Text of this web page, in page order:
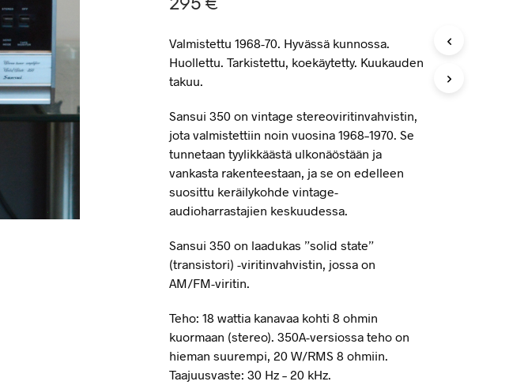
295 €
Valmistettu 1968-70. Hyvässä kunnossa.
Huollettu. Tarkistettu, koekäytetty. Kuukauden
takuu.
Sansui 350 on vintage stereoviritinvahvistin,
jota valmistettiin noin vuosina 1968–1970. Se
tunnetaan tyylikkäästä ulkonäöstään ja
vankasta rakenteestaan, ja se on edelleen
suosittu keräilykohde vintage-
audioharrastajien keskuudessa.
Sansui 350 on laadukas ”solid state”
(transistori) -viritinvahvistin, jossa on
AM/FM-viritin.
Teho: 18 wattia kanavaa kohti 8 ohmin
kuormaan (stereo). 350A-versiossa teho on
hieman suurempi, 20 W/RMS 8 ohmiin.
Taajuusvaste: 30 Hz – 20 kHz.